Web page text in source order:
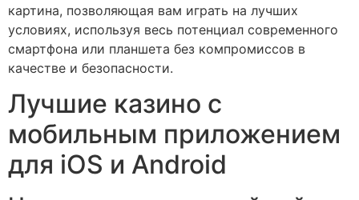
картина, позволяющая вам играть на лучших
условиях, используя весь потенциал современного
смартфона или планшета без компромиссов в
качестве и безопасности.
Лучшие казино с
мобильным приложением
для iOS и Android